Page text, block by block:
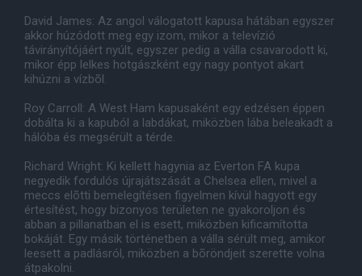
David James: Az angol válogatott kapusa hátában egyszer
akkor húzódott meg egy izom, mikor a televízió
távirányítójáért nyúlt, egyszer pedig a válla csavarodott ki,
mikor épp lelkes hotgászként egy nagy pontyot akart
kihúzni a vízbõl.
Roy Carroll: A West Ham kapusaként egy edzésen éppen
dobálta ki a kapuból a labdákat, miközben lába beleakadt a
hálóba és megsérült a térde.
Richard Wright: Ki kellett hagynia az Everton FA kupa
negyedik fordulós újrajátszását a Chelsea ellen, mivel a
meccs elõtti bemelegítésen figyelmen kívül hagyott egy
értesítést, hogy bizonyos területen ne gyakoroljon és
abban a pillanatban el is esett, miközben kificamította
bokáját. Egy másik történetben a válla sérült meg, amikor
leesett a padlásról, miközben a bõröndjeit szerette volna
átpakolni.